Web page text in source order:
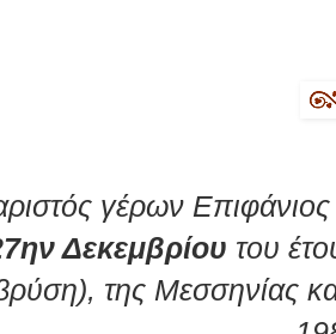
γέρων
Δεκεμβρίου του
της Μεσσηνίας